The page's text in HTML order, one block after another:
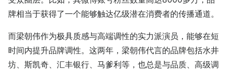
牌相当于获得了一个能够触达亿级潜在消费者的传播通道。
而梁朝伟作为极具质感与高端调性的实力派演员，能够在短
时间内提升品牌调性。这两年，梁朝伟代言的品牌包括水井
坊、斯凯奇、汇丰银行、马爹利等，也总是与品质、高级调